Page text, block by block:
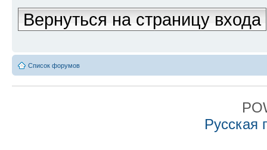
Вернуться на страницу входа
Список форумов
Русская